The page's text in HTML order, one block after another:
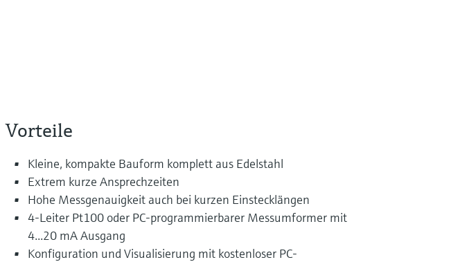
Vorteile
Kleine, kompakte Bauform komplett aus Edelstahl
Extrem kurze Ansprechzeiten
Hohe Messgenauigkeit auch bei kurzen Einstecklängen
4-Leiter Pt100 oder PC-programmierbarer Messumformer mit
4...20 mA Ausgang
Konfiguration und Visualisierung mit kostenloser PC-